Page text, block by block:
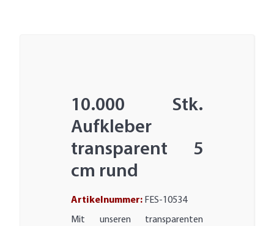
10.000 Stk.
Aufkleber
transparent 5
cm rund
Artikelnummer: FES-10534
Mit unseren transparenten